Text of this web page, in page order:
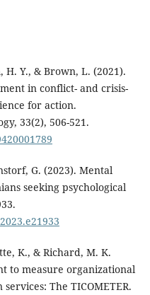
H. Y., & Brown, L. (2021).
in conflict- and crisis-
for action.
33(2), 506-521.
G. (2023). Mental
seeking psychological
K., & Richard, M. K.
to measure organizational
The TICOMETER.